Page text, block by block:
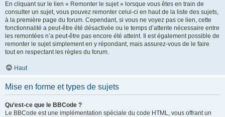
En cliquant sur le lien « Remonter le sujet » lorsque vous êtes en train de
consulter un sujet, vous pouvez remonter celui-ci en haut de la liste des sujets,
à la première page du forum. Cependant, si vous ne voyez pas ce lien, cette
fonctionnalité a peut-être été désactivée ou le temps d’attente nécessaire entre
les remontées n’a peut-être pas encore été atteint. Il est également possible de
remonter le sujet simplement en y répondant, mais assurez-vous de le faire
tout en respectant les règles du forum.
Haut
Mise en forme et types de sujets
Qu’est-ce que le BBCode ?
Le BBCode est une implémentation spéciale du code HTML, vous offrant un